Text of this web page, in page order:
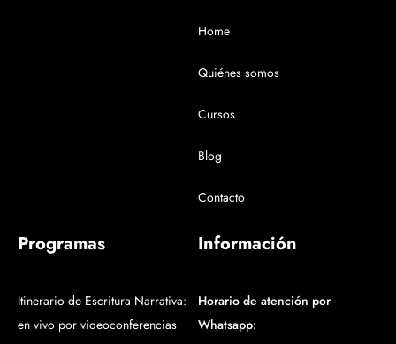
Home
Quiénes somos
Cursos
Blog
Contacto
Programas
Itinerario de Escritura Narrativa:
en vivo por videoconferencias
Información
Horario de atención por
Whatsapp: